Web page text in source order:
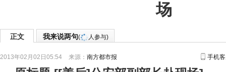
场
正文 我来说两句( 人参与)
2013年02月02日05:54 来源： 南方都市报 手机